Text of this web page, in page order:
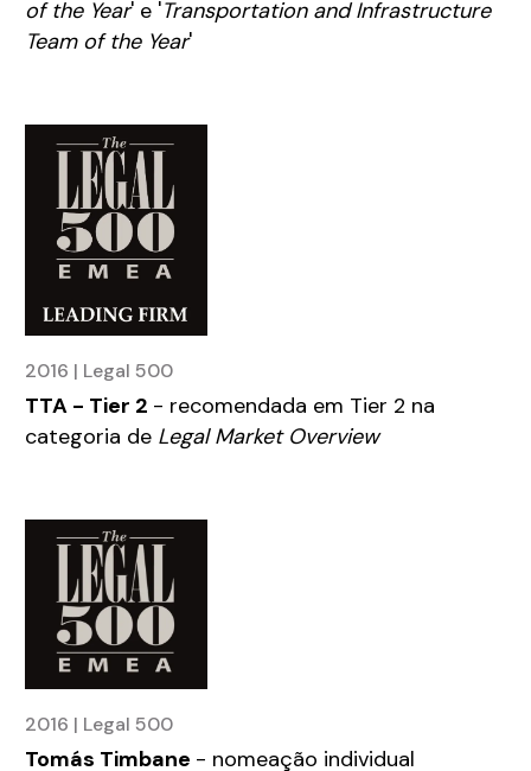
of the Year' e 'Transportation and Infrastructure
Team of the Year'
2016 | Legal 500
TTA - Tier 2 - recomendada em Tier 2 na
categoria de Legal Market Overview
2016 | Legal 500
Tomás Timbane - nomeação individual